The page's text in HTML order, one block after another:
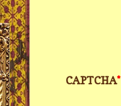
CAPTCHA*